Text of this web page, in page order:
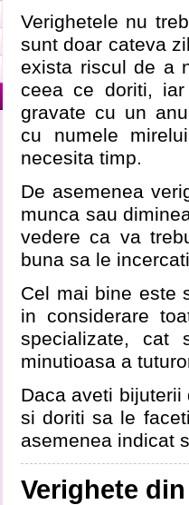
Verighetele nu
sunt doar cateva
exista riscul de a
ceea ce doriti,
gravate cu un
cu numele
necesita timp.
De asemenea
munca sau
vedere ca va
buna sa le
Cel mai bine este
in considerare
specializate,
minutioasa a
Daca aveti
si doriti sa le
asemenea indicat
Verighete